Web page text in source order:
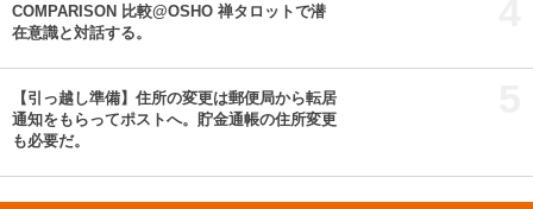
COMPARISON 比較@OSHO 禅タロットで潜
在意識と対話する。
【引っ越し準備】住所の変更は郵便局から転居
通知をもらってポストへ。貯金通帳の住所変更
も必要だ。